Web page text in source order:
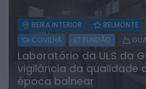
BEIRA INTERIOR BELMONTE
COVILHÃ
FUNDÃO
Laboratório da ULS da
vigilância da qualidade
época balnear